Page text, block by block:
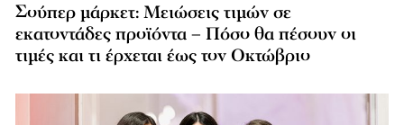
Σούπερ μάρκετ: Μειώσεις τιμών σε
εκατοντάδες προϊόντα – Πόσο θα πέσουν οι
τιμές και τι έρχεται έως τον Οκτώβριο